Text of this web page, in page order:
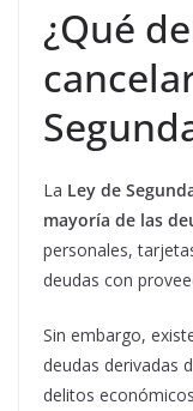
¿Qué
La Ley de
mayoría de las
personales,
deudas con
Sin embargo,
deudas derivadas
delitos